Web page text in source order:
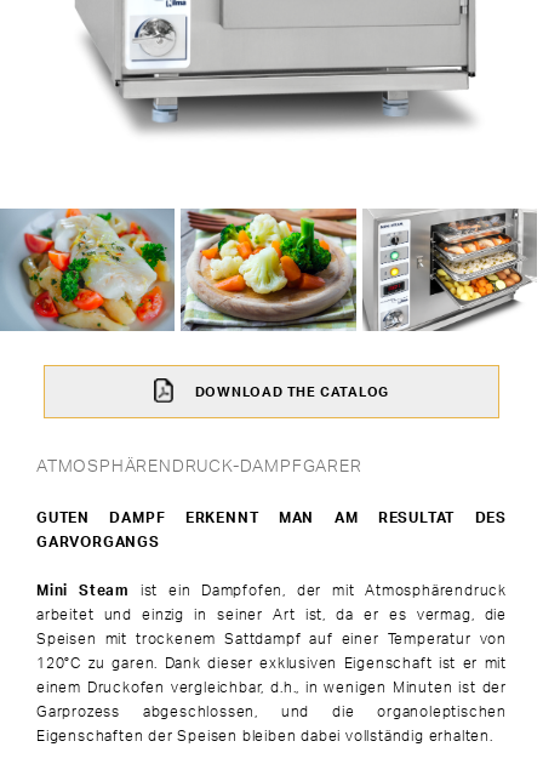
ATMOSPHÄRENDRUCK-DAMPFGARER
GUTEN DAMPF ERKENNT MAN AM RESULTAT DES
GARVORGANGS
Mini Steam
ist ein Dampfofen, der mit Atmosphärendruck
arbeitet und einzig in seiner Art ist, da er es vermag, die
Speisen mit trockenem Sattdampf auf einer Temperatur von
120°C zu garen. Dank dieser exklusiven Eigenschaft ist er mit
einem Druckofen vergleichbar, d.h., in wenigen Minuten ist der
Garprozess abgeschlossen, und die organoleptischen
Eigenschaften der Speisen bleiben dabei vollständig erhalten.
DOWNLOAD THE CATALOG